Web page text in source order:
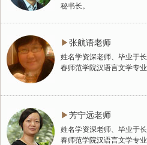
秘书长。
▶张航语老师
姓名学资深老师、毕业于长
春师范学院汉语言文学专业
▶芳宁远老师
姓名学资深老师、毕业于长
春师范学院汉语言文学专业